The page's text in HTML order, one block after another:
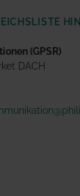
(GPSR)
DACH